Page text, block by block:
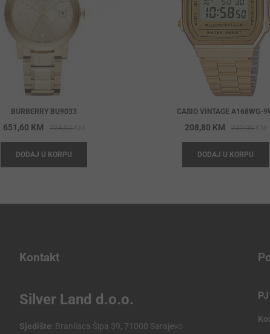
BURBERRY BU9033
724,00KM
price
724,00 KM.
651,60 KM
price
651,60 KM.
DODAJ U KORPU
CASIO VINTAGE A168WG-
232,00KM
208,80 KM
DODAJ U KORPU
Kontakt
Silver Land d.o.o.
Sjedište: Branilaca Šipa 39, 71000 Sarajevo